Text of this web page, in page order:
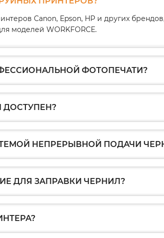
Canon, Epson, HP и других
моделей WORKFORCE.
ФОТОПЕЧАТИ?
НЕПРЕРЫВНОЙ ПОДАЧИ
ДЛЯ ЗАПРАВКИ ЧЕРНИЛ?